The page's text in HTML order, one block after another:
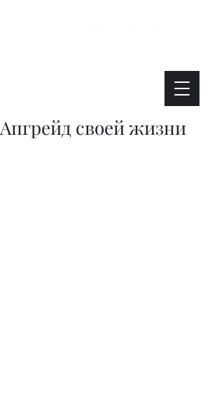
Апгрейд своей жизни